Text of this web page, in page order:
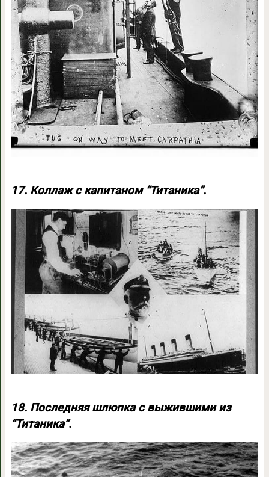
17. Коллаж с капитаном “Титаника”.
18. Последняя шлюпка с выжившими из
“Титаника”.